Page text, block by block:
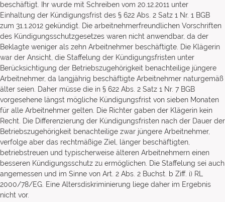
beschäftigt. Ihr wurde mit Schreiben vom 20.12.2011 unter
Einhaltung der Kündigungsfrist des § 622 Abs. 2 Satz 1 Nr. 1 BGB
zum 31.1.2012 gekündigt. Die arbeitnehmerfreundlichen Vorschriften
des Kündigungsschutzgesetzes waren nicht anwendbar, da der
Beklagte weniger als zehn Arbeitnehmer beschäftigte. Die Klägerin
war der Ansicht, die Staffelung der Kündigungsfristen unter
Berücksichtigung der Betriebszugehörigkeit benachteilige jüngere
Arbeitnehmer, da langjährig beschäftigte Arbeitnehmer naturgemäß
älter seien. Daher müsse die in § 622 Abs. 2 Satz 1 Nr. 7 BGB
vorgesehene längst mögliche Kündigungsfrist von sieben Monaten
für alle Arbeitnehmer gelten. Die Richter gaben der Klägerin kein
Recht. Die Differenzierung der Kündigungsfristen nach der Dauer der
Betriebszugehörigkeit benachteilige zwar jüngere Arbeitnehmer,
verfolge aber das rechtmäßige Ziel, länger beschäftigten,
betriebstreuen und typischerweise älteren Arbeitnehmern einen
besseren Kündigungsschutz zu ermöglichen. Die Staffelung sei auch
angemessen und im Sinne von Art. 2 Abs. 2 Buchst. b Ziff. i) RL
2000/78/EG. Eine Altersdiskriminierung liege daher im Ergebnis
nicht vor.